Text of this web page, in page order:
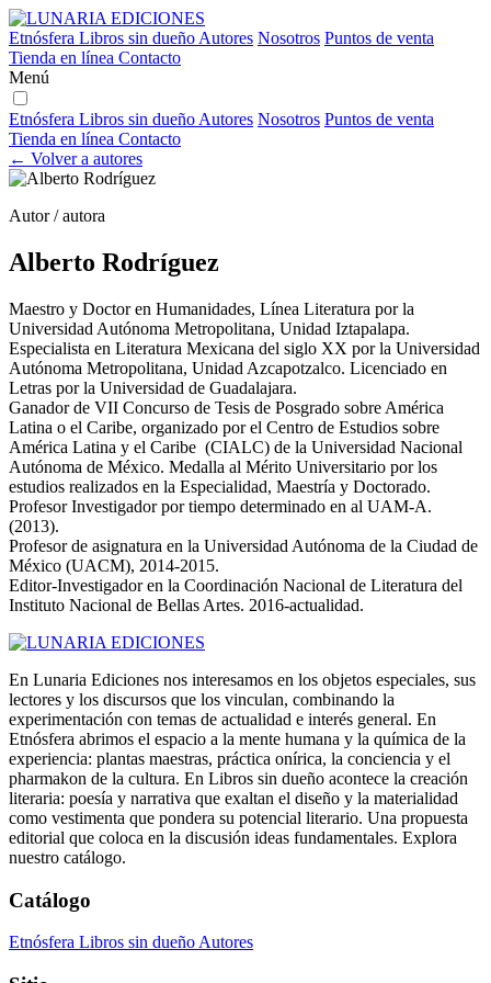
Etnósfera Libros sin dueño Autores Nosotros Puntos de venta
Tienda en línea Contacto
Menú
Etnósfera Libros sin dueño Autores Nosotros Puntos de venta
Tienda en línea Contacto
← Volver a autores
Autor / autora
Alberto Rodríguez
Maestro y Doctor en Humanidades, Línea Literatura por la
Universidad Autónoma Metropolitana, Unidad Iztapalapa.
Especialista en Literatura Mexicana del siglo XX por la Universidad
Autónoma Metropolitana, Unidad Azcapotzalco. Licenciado en
Letras por la Universidad de Guadalajara.
Ganador de VII Concurso de Tesis de Posgrado sobre América
Latina o el Caribe, organizado por el Centro de Estudios sobre
América Latina y el Caribe (CIALC) de la Universidad Nacional
Autónoma de México. Medalla al Mérito Universitario por los
estudios realizados en la Especialidad, Maestría y Doctorado.
Profesor Investigador por tiempo determinado en al UAM-A.
(2013).
Profesor de asignatura en la Universidad Autónoma de la Ciudad de
México (UACM), 2014-2015.
Editor-Investigador en la Coordinación Nacional de Literatura del
Instituto Nacional de Bellas Artes. 2016-actualidad.
En Lunaria Ediciones nos interesamos en los objetos especiales, sus
lectores y los discursos que los vinculan, combinando la
experimentación con temas de actualidad e interés general. En
Etnósfera abrimos el espacio a la mente humana y la química de la
experiencia: plantas maestras, práctica onírica, la conciencia y el
pharmakon de la cultura. En Libros sin dueño acontece la creación
literaria: poesía y narrativa que exaltan el diseño y la materialidad
como vestimenta que pondera su potencial literario. Una propuesta
editorial que coloca en la discusión ideas fundamentales. Explora
nuestro catálogo.
Catálogo
Etnósfera Libros sin dueño Autores